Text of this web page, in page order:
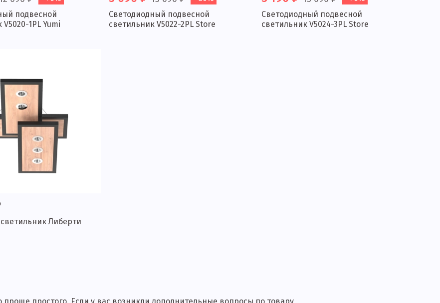
подвесной
1PL Yumi
Светодиодный подвесной
светильник V5022-2PL Store
Светодиодный подвесной
светильник V5024-3PL Store
Либерти